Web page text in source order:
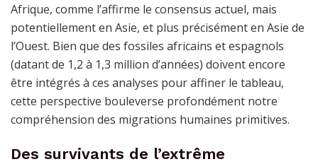
Afrique, comme l’affirme le consensus actuel, mais
potentiellement en Asie, et plus précisément en Asie de
l’Ouest. Bien que des fossiles africains et espagnols
(datant de 1,2 à 1,3 million d’années) doivent encore
être intégrés à ces analyses pour affiner le tableau,
cette perspective bouleverse profondément notre
compréhension des migrations humaines primitives.
Des survivants de l’extrême